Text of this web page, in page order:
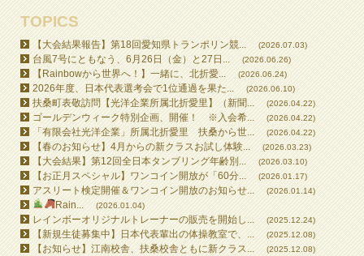
TOPICS
【大会結果報告】第18回愛知県トランポリン競... (2026.07.03)
台風7号にともなう、6月26日（金）と27日... (2026.06.26)
【Rainbowから世界へ！】一緒に、北折愛... (2026.06.24)
2026年度、日本代表選考会で1位通過を果た... (2026.06.10)
扶桑町表敬訪問【光洋企業所属北折愛里】（新聞... (2026.04.22)
ゴールデンウィーク特別企画、開催！ ※入会希... (2026.04.22)
「有限会社光洋企業」所属北折愛里 扶桑から世... (2026.04.22)
【春のお知らせ】4月からの新クラスお試し体験... (2026.03.23)
【大会結果】第12回全日本タンブリング年齢別... (2026.03.10)
【お正月スペシャル】ワンコイン開放が「60分... (2026.01.17)
アスリート検定開催＆ワンコイン開放のお知らせ... (2026.01.14)
Rain... (2026.01.04)
レインボーオリジナルトレーナーの販売を開始し... (2025.12.24)
【新規生徒募集中】日本代表輩出の体操教室で、... (2025.12.08)
【お知らせ】江南校舎、扶桑校舎ともに新クラス... (2025.12.08)